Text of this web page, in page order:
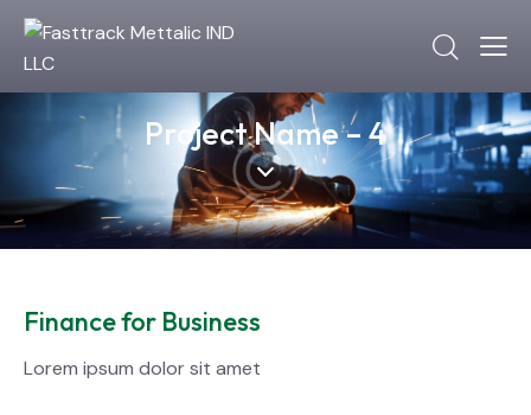
Project Name – 4
Finance for Business
Lorem ipsum dolor sit amet